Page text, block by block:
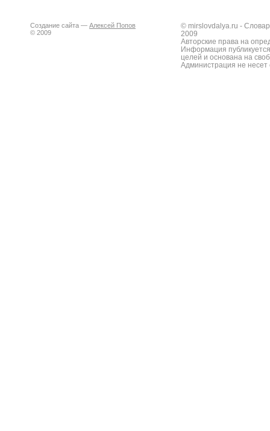
Создание сайта — Алексей Попов
© 2009
© mirslovdalya.ru -
2009
Авторские права на
Информация
целей и основана на
Администрация не несет